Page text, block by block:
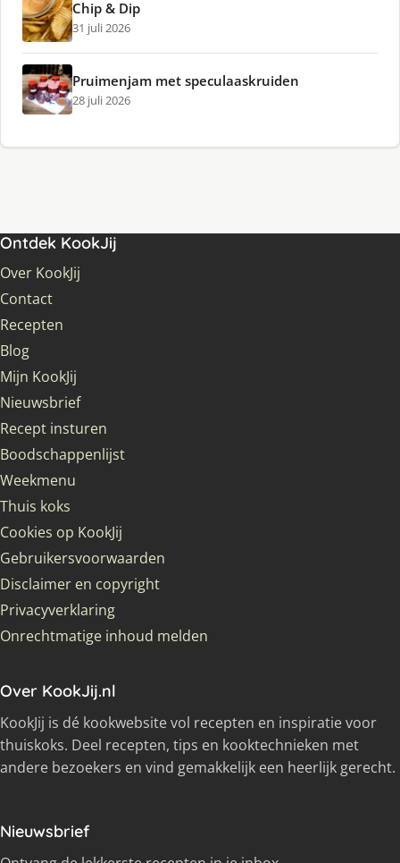
Chip & Dip
31 juli 2026
Pruimenjam met speculaaskruiden
28 juli 2026
Ontdek KookJij
Over KookJij
Contact
Recepten
Blog
Mijn KookJij
Nieuwsbrief
Recept insturen
Boodschappenlijst
Weekmenu
Thuis koks
Cookies op KookJij
Gebruikersvoorwaarden
Disclaimer en copyright
Privacyverklaring
Onrechtmatige inhoud melden
Over KookJij.nl
KookJij is dé kookwebsite vol recepten en inspiratie voor
thuiskoks. Deel recepten, tips en kooktechnieken met
andere bezoekers en vind gemakkelijk een heerlijk gerecht.
Nieuwsbrief